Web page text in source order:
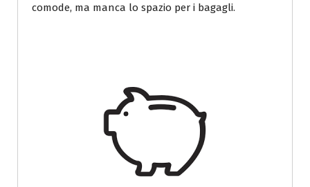
comode, ma manca lo spazio per i bagagli.